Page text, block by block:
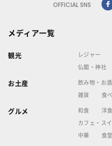
OFFICIAL SNS
メディア一覧
観光 レジャー
仏閣・神社
お土産 飲み物・お酒
雑貨 食
グルメ 和食 洋食
カフェ・ス
中華 食堂